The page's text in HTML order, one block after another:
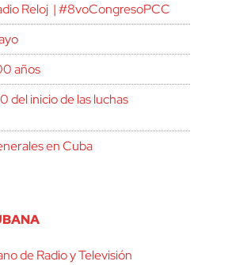
Reloj | #8voCongresoPCC
años
del inicio de las luchas
en Cuba
de Radio y Televisión